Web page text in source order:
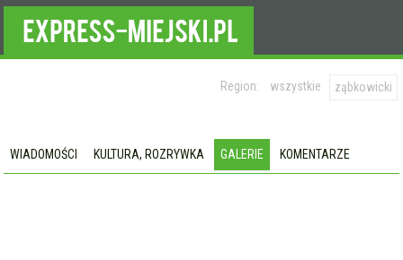
Region: wszystkie ząbkowicki
WIADOMOŚCI KULTURA, ROZRYWKA GALERIE KOMENTARZE